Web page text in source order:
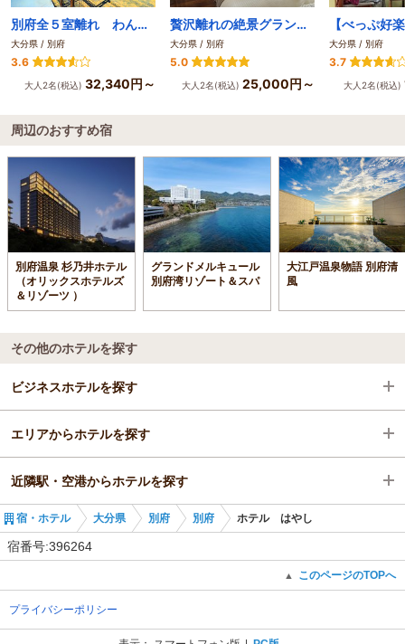
別府全５室離れ わんこの宿ゆるり
大分県 / 別府
3.6
大人2名(税込) 32,340円～
贅沢離れの絶景グランピング グランヴェルデリゾート
大分県 / 別府
5.0
大人2名(税込) 25,000円～
大分県 / 別府
3.7
大人2名(税込)
周辺のおすすめ宿
別府温泉 杉乃井ホテル
（オリックスホテルズ
＆リゾーツ ）
グランドメルキュール
別府湾リゾート＆スパ
大江戸温泉物語 別府清
風
その他のホテルを探す
ビジネスホテルを探す
大分県
別府
エリアからホテルを探す
大分県
別府
近隣駅・空港からホテルを探す
別府駅
宿・ホテル 大分県 別府 別府 ホテル はやし
宿番号:396264
▲ このページのTOPへ
プライバシーポリシー